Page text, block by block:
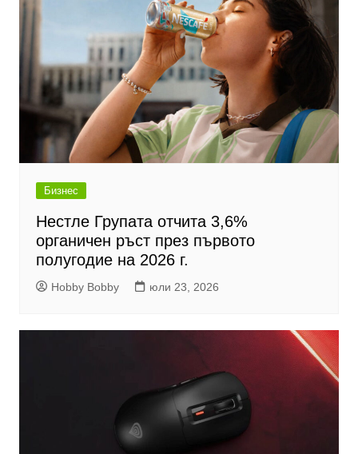
Бизнес
Нестле Групата отчита 3,6%
органичен ръст през първото
полугодие на 2026 г.
Hobby Bobby юли 23, 2026